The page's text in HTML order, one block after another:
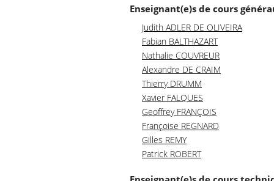
Enseignant(e)s de cours
Judith ADLER DE OLIVEIRA
Fabian BALTHAZART
Nathalie COUVREUR
Alexandre DE CRAIM
Thierry DRUMM
Xavier FALQUES
Geoffrey FRANÇOIS
Françoise REGNARD
Gilles REMY
Patrick ROBERT